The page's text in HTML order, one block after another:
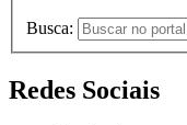
Busca:
Redes Sociais